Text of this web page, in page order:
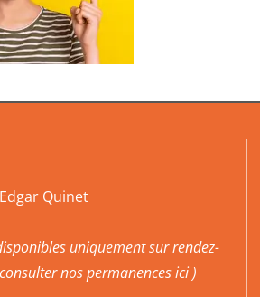
Quinet
uniquement sur rendez-
consulter nos permanences ici )